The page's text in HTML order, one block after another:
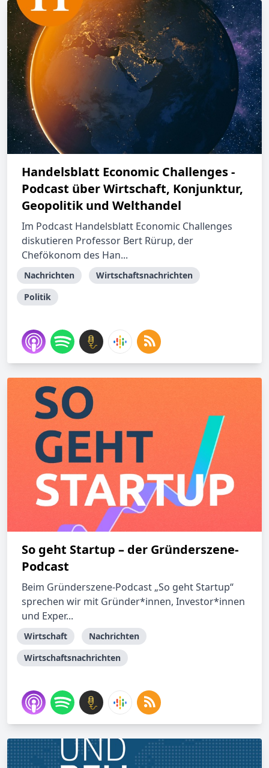
Handelsblatt Economic Challenges -
Podcast über Wirtschaft, Konjunktur,
Geopolitik und Welthandel
Im Podcast Handelsblatt Economic Challenges
diskutieren Professor Bert Rürup, der
Chefökonom des Han...
Nachrichten
Wirtschaftsnachrichten
Politik
So geht Startup – der Gründerszene-
Podcast
Beim Gründerszene-Podcast „So geht Startup“
sprechen wir mit Gründer*innen, Investor*innen
und Exper...
Wirtschaft
Nachrichten
Wirtschaftsnachrichten